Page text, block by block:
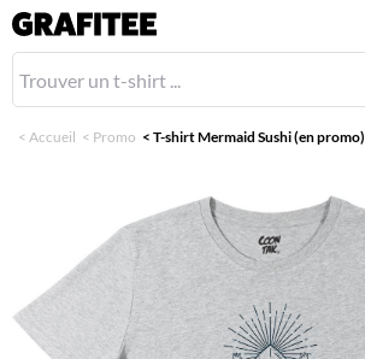
< Accueil < Promo < T-shirt Mermaid Sushi (en promo)